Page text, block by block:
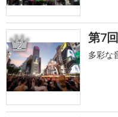
2 第7
多彩な